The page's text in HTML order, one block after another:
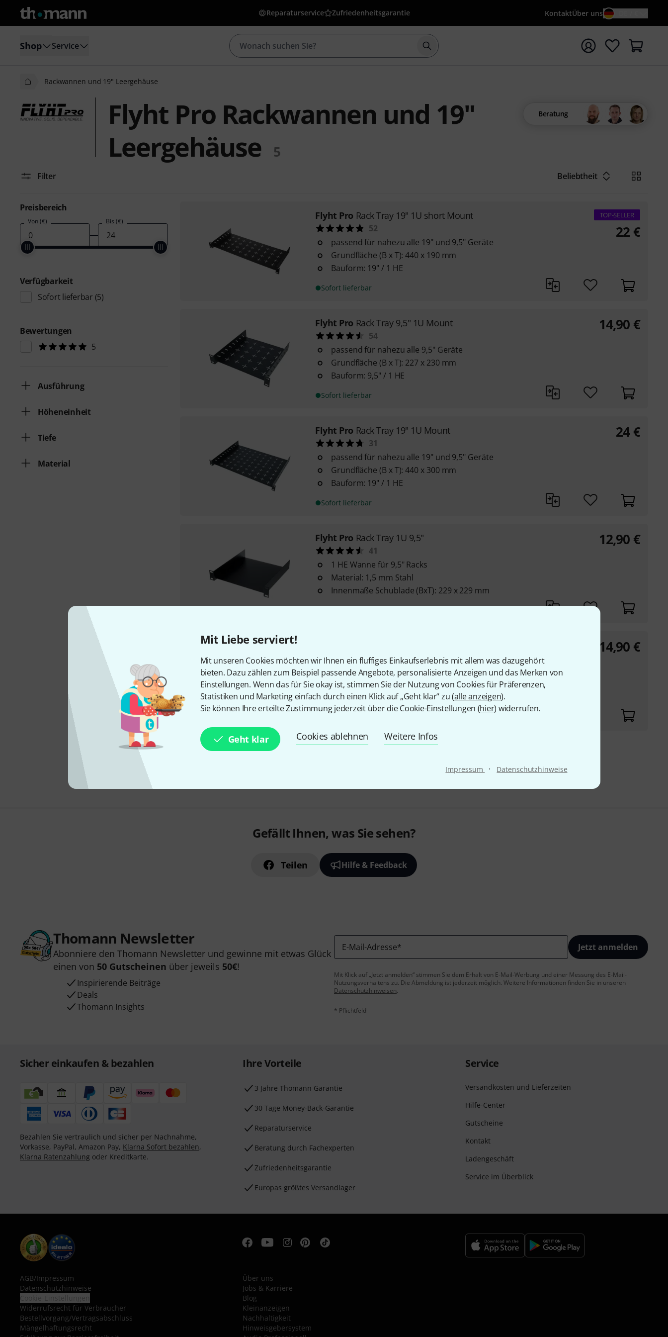
Mit Liebe serviert!
Mit unseren Cookies möchten wir Ihnen ein fluffiges Einkaufserlebnis mit allem was dazugehört
bieten. Dazu zählen zum Beispiel passende Angebote, personalisierte Anzeigen und das Merken von
Einstellungen. Wenn das für Sie okay ist, stimmen Sie der Nutzung von Cookies für Präferenzen,
Statistiken und Marketing einfach durch einen Klick auf „Geht klar“ zu (alle anzeigen).
Sie können Ihre erteilte Zustimmung jederzeit über die Cookie-Einstellungen (hier) widerrufen.
Geht klar Cookies ablehnen Weitere Infos
Impressum · Datenschutzhinweise
Reparaturservice Zufriedenheitsgarantie KontaktÜber uns
Shop Service Suche mit Suchwort {searchTerm} starten
Rackwannen und 19" Leergehäuse
Flyht Pro Rackwannen und 19"
Leergehäuse
5
Beratung
Filter Beliebtheit
Preisbereich
Von (€) Bis (€)
Verfügbarkeit
Sofort lieferbar (5)
Bewertungen
5
Ausführung
Höheneinheit
Tiefe
Material
Flyht Pro Rack Tray 19" 1U short Mount
52
passend für nahezu alle 19" und 9,5" Geräte
Grundfläche (B x T): 440 x 190 mm
Bauform: 19" / 1 HE
Sofort lieferbar
TOP-SELLER
22 €
Flyht Pro Rack Tray 9,5" 1U Mount
54
passend für nahezu alle 9,5" Geräte
Grundfläche (B x T): 227 x 230 mm
Bauform: 9,5" / 1 HE
Sofort lieferbar
14,90 €
Flyht Pro Rack Tray 19" 1U Mount
31
passend für nahezu alle 19" und 9,5" Geräte
Grundfläche (B x T): 440 x 300 mm
Bauform: 19" / 1 HE
Sofort lieferbar
24 €
Flyht Pro Rack Tray 1U 9,5"
41
1 HE Wanne für 9,5" Racks
Material: 1,5 mm Stahl
Innenmaße Schublade (BxT): 229 x 229 mm
12,90 €
6
3 HE Wanne für 9,5" Racks
Material: 1,5 mm Stahl
Innenmaße Schublade (BxT): 229 x 248 mm
14,90 €
Gefällt Ihnen, was Sie sehen?
Teilen Hilfe & Feedback
Thomann Newsletter
Abonniere den Thomann Newsletter und gewinne mit etwas Glück
einen von 50 Gutscheinen über jeweils 50€!
Inspirierende Beiträge
Deals
Thomann Insights
E-Mail-Adresse* Jetzt anmelden
Mit Klick auf „Jetzt anmelden“ stimmen Sie dem Erhalt von E-Mail-Werbung und einer Messung des E-Mail-
Nutzungsverhaltens zu. Die Abmeldung ist jederzeit möglich. Weitere Informationen finden Sie in unseren
Datenschutzhinweisen.
* Pflichtfeld
Sicher einkaufen & bezahlen
Bezahlen Sie vertraulich und sicher per Nachnahme,
Vorkasse, PayPal, Amazon Pay, Klarna Sofort bezahlen,
Klarna Ratenzahlung oder Kreditkarte.
Ihre Vorteile
3 Jahre Thomann Garantie
30 Tage Money-Back-Garantie
Reparaturservice
Beratung durch Fachexperten
Zufriedenheitsgarantie
Europas größtes Versandlager
Service
Versandkosten und Lieferzeiten
Hilfe-Center
Gutscheine
Kontakt
Ladengeschäft
Service im Überblick
AGB/Impressum
Datenschutzhinweise
Widerrufsrecht für Verbraucher
Bestellvorgang/Vertragsabschluss
Mängelhaftungsrecht
Über uns
Jobs & Karriere
Blog
Kleinanzeigen
Nachhaltigkeit
Hinweisgebersystem